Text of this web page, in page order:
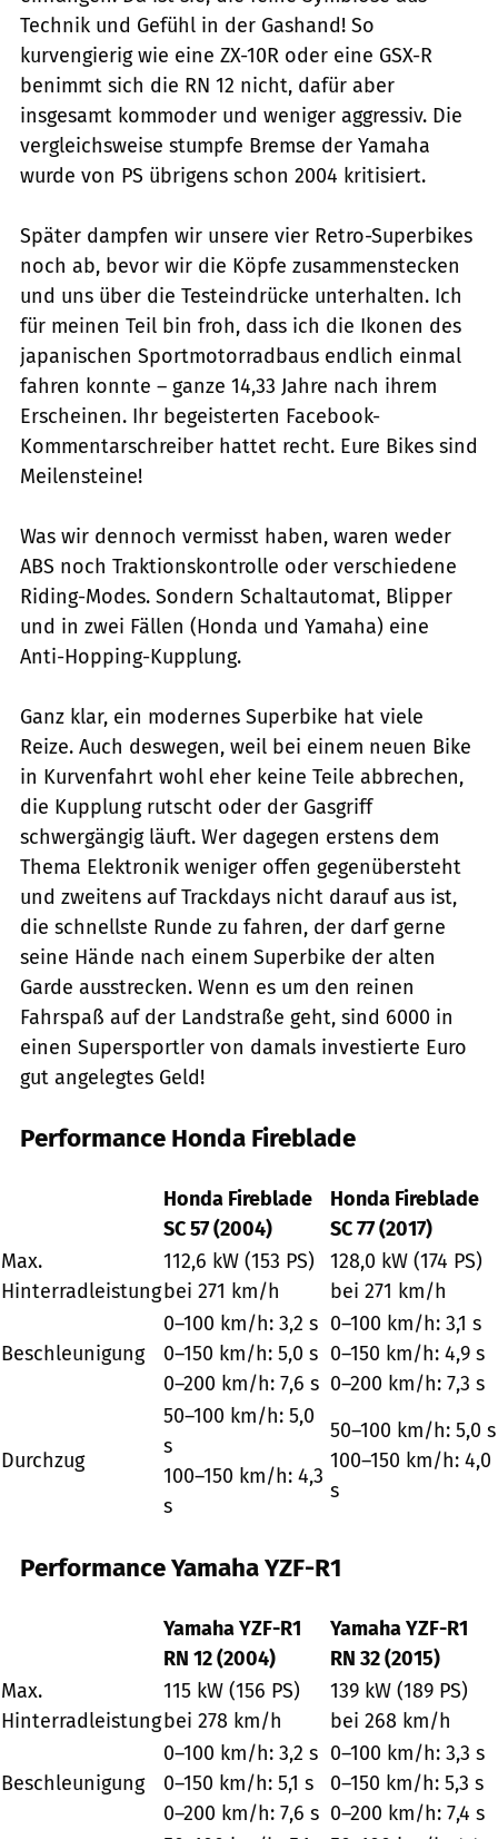
Technik und Gefühl in der Gashand! So
kurvengierig wie eine ZX-10R oder eine GSX-R
benimmt sich die RN 12 nicht, dafür aber
insgesamt kommoder und weniger aggressiv. Die
vergleichsweise stumpfe Bremse der Yamaha
wurde von PS übrigens schon 2004 kritisiert.
Später dampfen wir unsere vier Retro-Superbikes
noch ab, bevor wir die Köpfe zusammenstecken
und uns über die Testeindrücke unterhalten. Ich
für meinen Teil bin froh, dass ich die Ikonen des
japanischen Sportmotorradbaus endlich einmal
fahren konnte – ganze 14,33 Jahre nach ihrem
Erscheinen. Ihr begeisterten Facebook-
Kommentarschreiber hattet recht. Eure Bikes sind
Meilensteine!
Was wir dennoch vermisst haben, waren weder
ABS noch Traktionskontrolle oder verschiedene
Riding-Modes. Sondern Schaltautomat, Blipper
und in zwei Fällen (Honda und Yamaha) eine
Anti-Hopping-Kupplung.
Ganz klar, ein modernes Superbike hat viele
Reize. Auch deswegen, weil bei einem neuen Bike
in Kurvenfahrt wohl eher keine Teile abbrechen,
die Kupplung rutscht oder der Gasgriff
schwergängig läuft. Wer dagegen erstens dem
Thema Elektronik weniger offen gegenübersteht
und zweitens auf Trackdays nicht darauf aus ist,
die schnellste Runde zu fahren, der darf gerne
seine Hände nach einem Superbike der alten
Garde ausstrecken. Wenn es um den reinen
Fahrspaß auf der Landstraße geht, sind 6000 in
einen Supersportler von damals investierte Euro
gut angelegtes Geld!
Performance Honda Fireblade
Honda Fireblade
SC 57 (2004)
Honda Fireblade
SC 77 (2017)
Max.
Hinterradleistung
112,6 kW (153 PS)
bei 271 km/h
128,0 kW (174 PS)
bei 271 km/h
Beschleunigung
0–100 km/h: 3,2 s
0–150 km/h: 5,0 s
0–200 km/h: 7,6 s
0–100 km/h: 3,1 s
0–150 km/h: 4,9 s
0–200 km/h: 7,3 s
Durchzug
50–100 km/h: 5,0
s
100–150 km/h: 4,3
s
50–100 km/h: 5,0 s
100–150 km/h: 4,0
s
Performance Yamaha YZF-R1
Yamaha YZF-R1
RN 12 (2004)
Yamaha YZF-R1
RN 32 (2015)
Max.
Hinterradleistung
115 kW (156 PS)
bei 278 km/h
139 kW (189 PS)
bei 268 km/h
Beschleunigung
0–100 km/h: 3,2 s
0–150 km/h: 5,1 s
0–200 km/h: 7,6 s
0–100 km/h: 3,3 s
0–150 km/h: 5,3 s
0–200 km/h: 7,4 s